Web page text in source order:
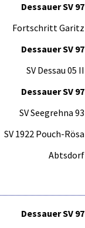
Dessauer SV 97
Fortschritt Garitz
Dessauer SV 97
SV Dessau 05 II
Dessauer SV 97
SV Seegrehna 93
SV 1922 Pouch-Rösa
Abtsdorf
Dessauer SV 97